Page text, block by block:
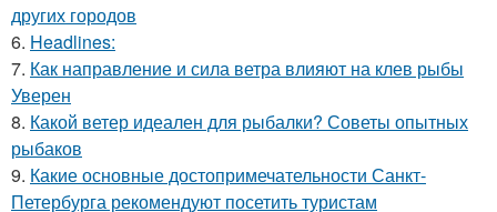
других городов
6. Headlines:
7. Как направление и сила ветра влияют на клев рыбы
Уверен
8. Какой ветер идеален для рыбалки? Советы опытных
рыбаков
9. Какие основные достопримечательности Санкт-
Петербурга рекомендуют посетить туристам